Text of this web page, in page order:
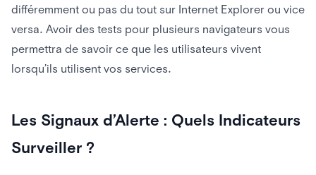
différemment ou pas du tout sur Internet Explorer ou vice
versa. Avoir des tests pour plusieurs navigateurs vous
permettra de savoir ce que les utilisateurs vivent
lorsqu’ils utilisent vos services.
Les Signaux d’Alerte : Quels Indicateurs
Surveiller ?